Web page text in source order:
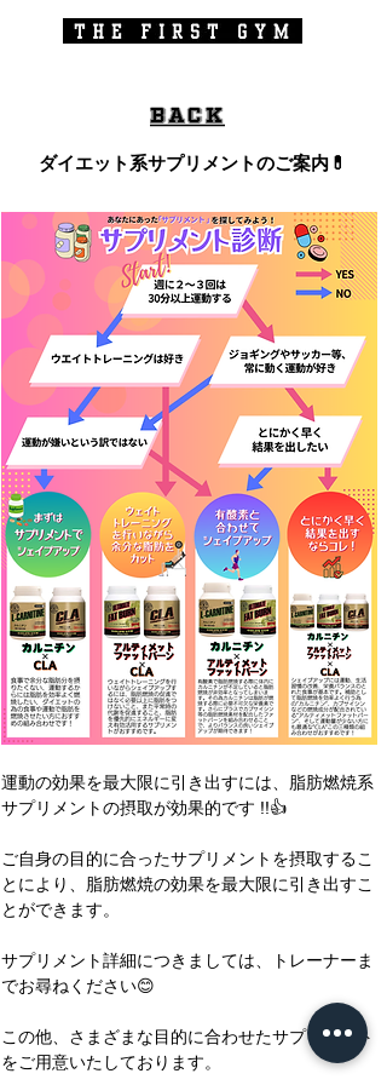
BACK
ダイエット系サプリメントのご案内💊
運動の効果を最大限に引き出すには、脂肪燃焼系
サプリメントの摂取が効果的です !!👍
ご自身の目的に合ったサプリメントを摂取するこ
とにより、脂肪燃焼の効果を最大限に引き出すこ
とができます。
サプリメント詳細につきましては、トレーナーま
でお尋ねください😊
この他、さまざまな目的に合わせたサプリメント
をご用意いたしております。